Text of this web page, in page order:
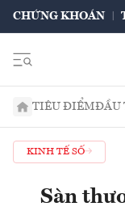
CHỨNG KHOÁN
TIÊU ĐIỂMĐẦU
KINH TẾ SỐ
Sàn